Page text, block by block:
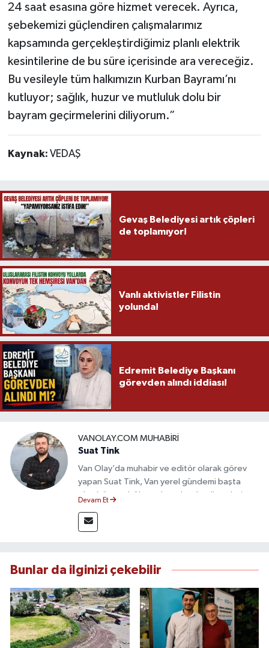
24 saat esasına göre hizmet verecek. Ayrıca,
şebekemizi güçlendiren çalışmalarımız
kapsamında gerçekleştirdiğimiz planlı elektrik
kesintilerine de bu süre içerisinde ara vereceğiz.
Bu vesileyle tüm halkımızın Kurban Bayramı’nı
kutluyor; sağlık, huzur ve mutluluk dolu bir
bayram geçirmelerini diliyorum.”
Kaynak: VEDAŞ
Gevaş Belediyesi artık çöpleri
de toplamıyor!
Vanlı aktivistler Filistin
yolunda!
Edremit Belediye Başkanı
görevden alındı iddiası!
VANOLAY.COM MUHABIRI
Suat Tink
Van Olay’da muhabir ve editör olarak görev
yapan Suat Tink, Van yerel gündemi başta
olmak üzere bölgesel ve ulusal gelişmeleri
mezunu olan Tink, sahadan edindiği bilgilerle
doğruluk, tarafsızlık ve etik ilkeler
Devam Et
Bunlar da ilginizi çekebilir